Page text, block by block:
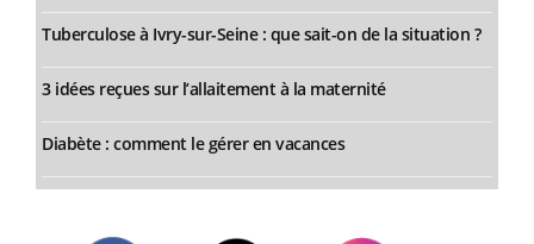
Tuberculose à Ivry-sur-Seine : que sait-on de la situation ?
3 idées reçues sur l’allaitement à la maternité
Diabète : comment le gérer en vacances